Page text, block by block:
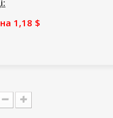
1,18 $